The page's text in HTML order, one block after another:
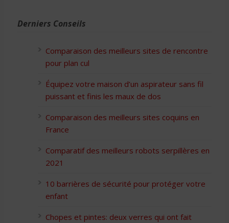
Derniers Conseils
Comparaison des meilleurs sites de rencontre
pour plan cul
Équipez votre maison d’un aspirateur sans fil
puissant et finis les maux de dos
Comparaison des meilleurs sites coquins en
France
Comparatif des meilleurs robots serpillères en
2021
10 barrières de sécurité pour protéger votre
enfant
Chopes et pintes: deux verres qui ont fait